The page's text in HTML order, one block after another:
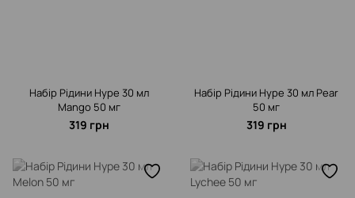
Набір Рідини Hype 30 мл
Mango 50 мг
319 грн
Набір Рідини Hype 30 мл Pear
50 мг
319 грн